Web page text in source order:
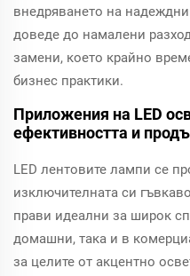
внедряването на
доведе до намалени
замени, което крайно
бизнес практики.
Приложения на LED
ефективността и
LED лентовите лампи се
изключителната си
прави идеални за широк
домашни, така и в
за целите от акцентно